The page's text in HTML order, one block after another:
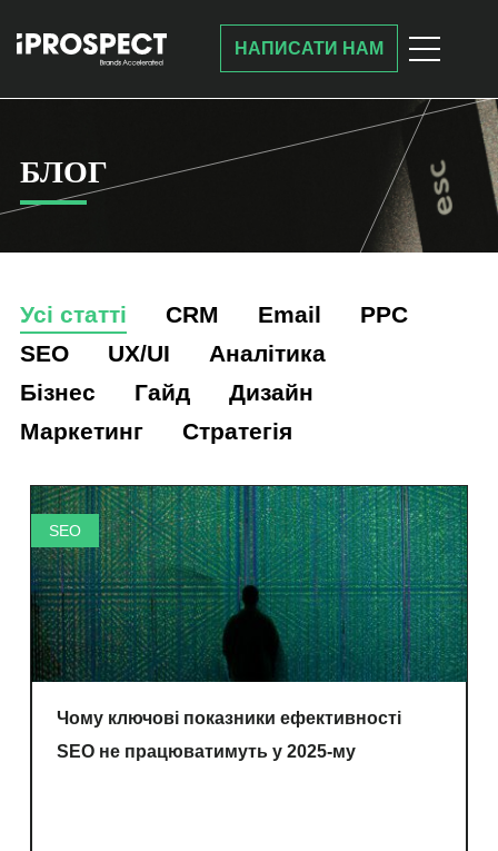
НАПИСАТИ НАМ
БЛОГ
Усі статті CRM Email
PPC
SEO
UX/UI
Аналітика
Бізнес
Гайд
Дизайн
Маркетинг
Стратегія
SEO
Чому ключові показники ефективності
SEO не працюватимуть у 2025-му